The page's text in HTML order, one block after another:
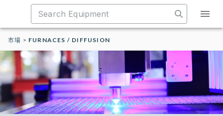
市場 > FURNACES / DIFFUSION